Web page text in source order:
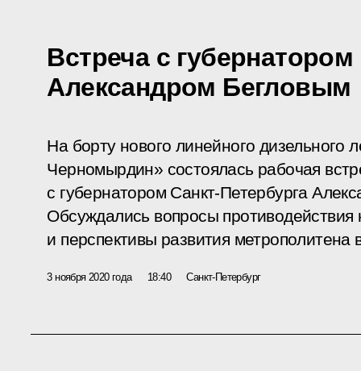
Встреча с
Александром Бегловым
На борту нового линейного дизельного
Черномырдин» состоялась рабочая
с губернатором Санкт-Петербурга
Обсуждались вопросы
и перспективы развития метрополитена
3 ноября 2020 года 18:40 Санкт-Петербург